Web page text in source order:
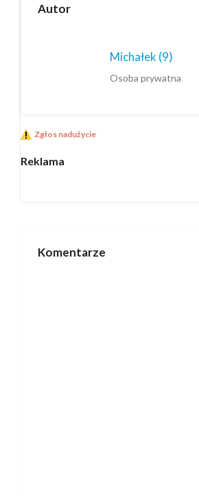
Autor
Michałek (9)
Osoba prywatna
Zgłos nadużycie
Reklama
Komentarze